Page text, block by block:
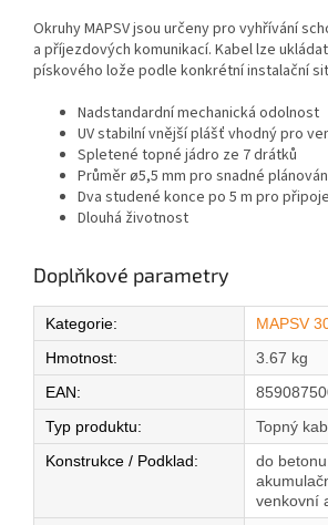
Okruhy MAPSV jsou určeny pro vyhřívání
a příjezdových komunikací. Kabel lze
pískového lože podle konkrétní instalační
Nadstandardní mechanická odolnost
UV stabilní vnější plášť vhodný pro
Spletené topné jádro ze 7 drátků
Průměr ø5,5 mm pro snadné
Dva studené konce po 5 m pro
Dlouhá životnost
Doplňkové parametry
Kategorie:
MAPSV
Hmotnost:
3.67 kg
EAN:
Typ produktu:
Topný
Konstrukce / Podklad:
do
venkovní